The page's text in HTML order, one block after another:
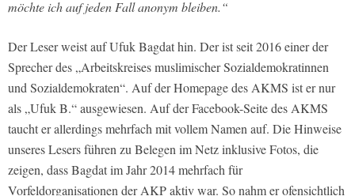
möchte ich auf jeden Fall anonym bleiben.“
Der Leser weist auf Ufuk Bagdat hin. Der ist seit 2016 einer der
Sprecher des „Arbeitskreises muslimischer Sozialdemokratinnen
und Sozialdemokraten“. Auf der Homepage des AKMS ist er nur
als „Ufuk B.“ ausgewiesen. Auf der Facebook-Seite des AKMS
taucht er allerdings mehrfach mit vollem Namen auf. Die Hinweise
unseres Lesers führen zu Belegen im Netz inklusive Fotos, die
zeigen, dass Bagdat im Jahr 2014 mehrfach für
Vorfeldorganisationen der AKP aktiv war. So nahm er ofensichtlich